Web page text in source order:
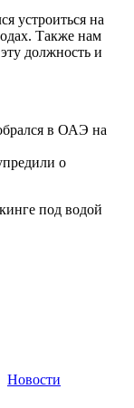
устроиться на
Также нам
должность и
в ОАЭ на
о
под водой
Новости